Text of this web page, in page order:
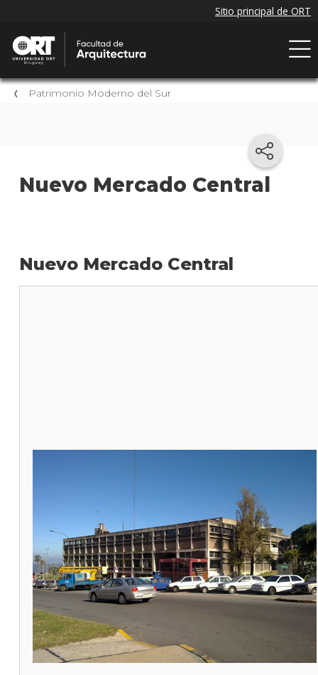
Patrimonio Moderno del Sur
Nuevo Mercado Central
Nuevo Mercado Central